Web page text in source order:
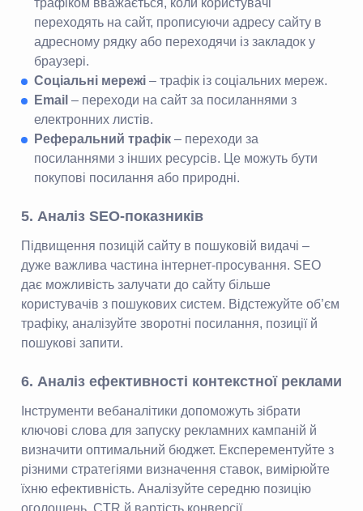
трафіком вважається, коли користувачі
переходять на сайт, прописуючи адресу сайту в
адресному рядку або переходячи із закладок у
браузері.
Соціальні мережі – трафік із соціальних мереж.
Email – переходи на сайт за посиланнями з
електронних листів.
Реферальний трафік – переходи за
посиланнями з інших ресурсів. Це можуть бути
покупові посилання або природні.
5. Аналіз SEO-показників
Підвищення позицій сайту в пошуковій видачі –
дуже важлива частина інтернет-просування. SEO
дає можливість залучати до сайту більше
користувачів з пошукових систем. Відстежуйте об’єм
трафіку, аналізуйте зворотні посилання, позиції й
пошукові запити.
6. Аналіз ефективності контекстної реклами
Інструменти вебаналітики допоможуть зібрати
ключові слова для запуску рекламних кампаній й
визначити оптимальний бюджет. Експерементуйте з
різними стратегіями визначення ставок, вимірюйте
їхню ефективність. Аналізуйте середню позицію
оголошень, CTR й вартість конверсії.